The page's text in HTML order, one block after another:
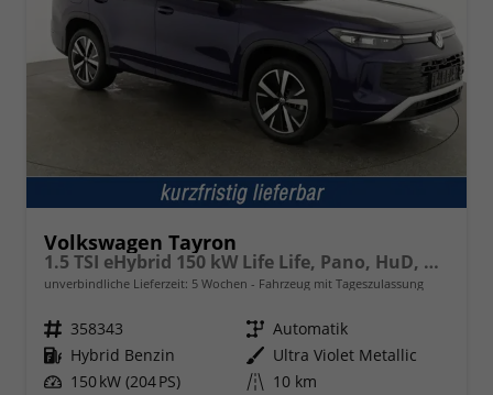
Volkswagen Tayron
1.5 TSI eHybrid 150 kW Life Life, Pano, HuD, AHK, AreaView, Side, Navi, Winter, 5-J. Garantie
unverbindliche Lieferzeit: 5 Wochen Fahrzeug mit Tageszulassung
Fahrzeugnr. 358343 Getriebe Automatik
Kraftstoff Hybrid Benzin Außenfarbe Ultra Violet Metallic
Leistung 150 kW (204 PS) Kilometerstand 10 km